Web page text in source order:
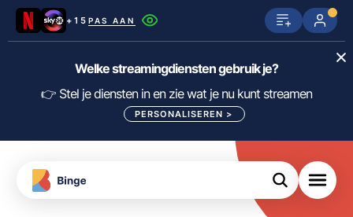
+15 PAS AAN
Netflix SkyShowtime Prime Video
Disney+ Videoland HBO Max
Viaplay Apple TV
Welke streamingdiensten gebruik je?
👉 Stel je diensten in en zie wat je nu kunt streamen
PERSONALISEREN >